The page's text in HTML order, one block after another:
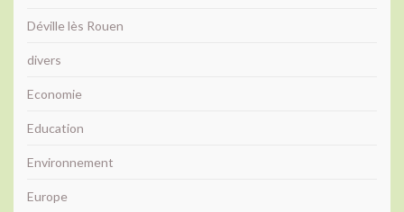
Déville lès Rouen
divers
Economie
Education
Environnement
Europe